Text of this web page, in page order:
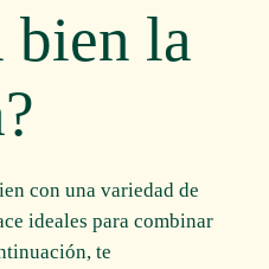
bien la
con una variedad de
ideales para combinar
te